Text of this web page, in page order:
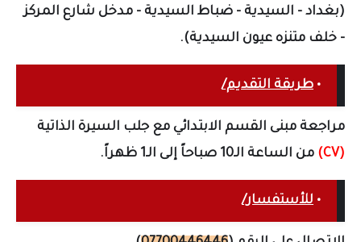
(بغداد - السيدية - ضباط السيدية - مدخل شارع المركز
- خلف متنزه عيون السيدية).
• طريقة التقديم/
مراجعة مبنى القسم الابتدائي مع جلب السيرة الذاتية
(CV)
من الساعة الـ10 صباحاً إلى الـ1 ظهراً.
• للأستفسار/